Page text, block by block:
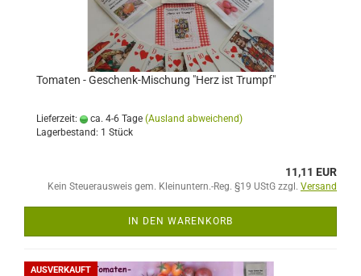
Tomaten - Geschenk-Mischung "Herz ist Trumpf"
Lieferzeit: ca. 4-6 Tage (Ausland abweichend)
Lagerbestand: 1 Stück
11,11 EUR
Kein Steuerausweis gem. Kleinuntern.-Reg. §19 UStG zzgl. Versand
IN DEN WARENKORB
AUSVERKAUFT